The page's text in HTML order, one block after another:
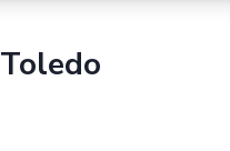
Toledo